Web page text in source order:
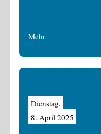
Mehr
Dienstag,
8. April 2025